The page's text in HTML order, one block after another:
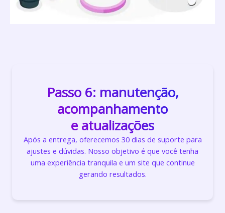
Passo 6: manutenção,
acompanhamento
e atualizações
Após a entrega, oferecemos 30 dias de suporte para
ajustes e dúvidas. Nosso objetivo é que você tenha
uma experiência tranquila e um site que continue
gerando resultados.